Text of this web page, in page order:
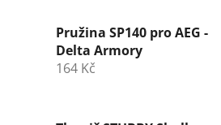
Pružina SP140 pro AEG -
Delta Armory
164 Kč